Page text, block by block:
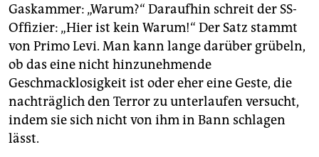
Gaskammer: „Warum?“ Daraufhin schreit der SS-
Offizier: „Hier ist kein Warum!“ Der Satz stammt
von Primo Levi. Man kann lange darüber grübeln,
ob das eine nicht hinzunehmende
Geschmacklosigkeit ist oder eher eine Geste, die
nachträglich den Terror zu unterlaufen versucht,
indem sie sich nicht von ihm in Bann schlagen
lässt.